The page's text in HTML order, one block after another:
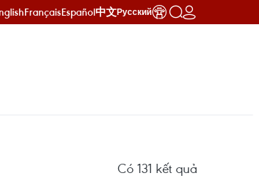
FrançaisEspañol中文Русский
Có 131 kết quả